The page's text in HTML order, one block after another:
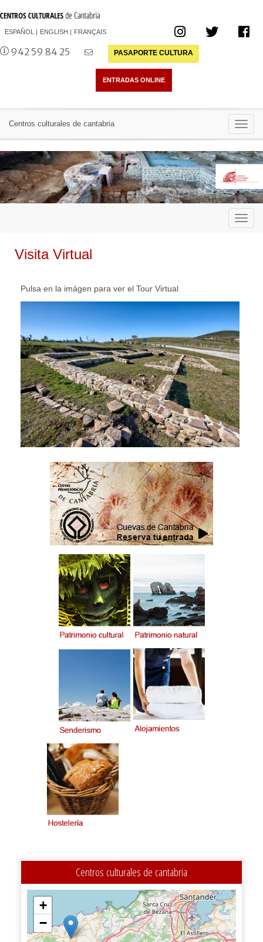
ESPAÑOL ENGLISH FRANÇAIS
942 59 84 25 PASAPORTE CULTURA
Centros culturales de cantabria
Visita Virtual
Pulsa en la imágen para ver el Tour Virtual
Centros culturales de cantabria
+
−